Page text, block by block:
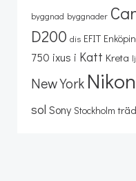
byggnad byggnader
D200 dis EFIT
750 ixus i Katt Kreta
New York Nikon
sol Sony Stockholm träd